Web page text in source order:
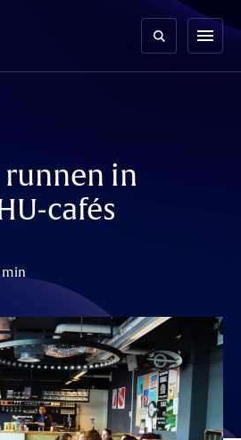
menu
in
cafés
min